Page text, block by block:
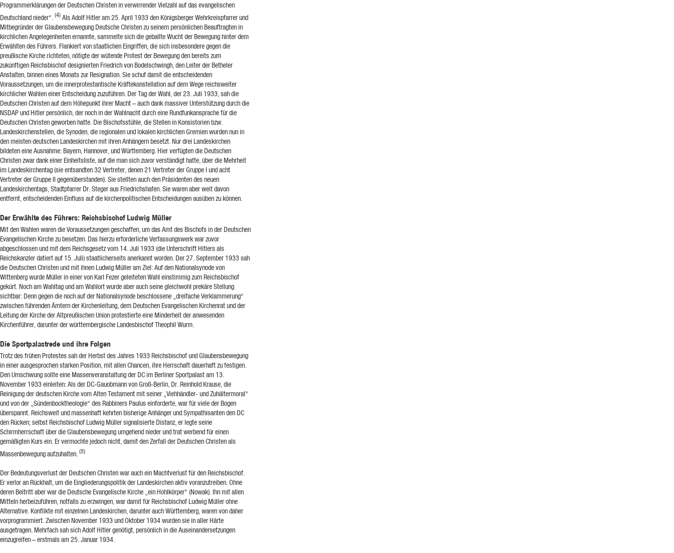
Programmerklärungen der Deutschen Christen in verwirrender Vielzahl auf das evangelischen
Deutschland nieder“. (4) Als Adolf Hitler am 25. April 1933 den Königsberger Wehrkreispfarrer und
Mitbegründer der Glaubensbewegung Deutsche Christen zu seinem persönlichen Beauftragten in
kirchlichen Angelegenheiten ernannte, sammelte sich die geballte Wucht der Bewegung hinter dem
Erwählten des Führers. Flankiert von staatlichen Eingriffen, die sich insbesondere gegen die
preußische Kirche richteten, nötigte der wütende Protest der Bewegung den bereits zum
zukünftigen Reichsbischof designierten Friedrich von Bodelschwingh, den Leiter der Betheler
Anstalten, binnen eines Monats zur Resignation. Sie schuf damit die entscheidenden
Voraussetzungen, um die innerprotestantische Kräftekonstellation auf dem Wege reichsweiter
kirchlicher Wahlen einer Entscheidung zuzuführen. Der Tag der Wahl, der 23. Juli 1933, sah die
Deutschen Christen auf dem Höhepunkt ihrer Macht – auch dank massiver Unterstützung durch die
NSDAP und Hitler persönlich, der noch in der Wahlnacht durch eine Rundfunkansprache für die
Deutschen Christen geworben hatte. Die Bischofsstühle, die Stellen in Konsistorien bzw.
Landeskirchenstellen, die Synoden, die regionalen und lokalen kirchlichen Gremien wurden nun in
den meisten deutschen Landeskirchen mit ihren Anhängern besetzt. Nur drei Landeskirchen
bildeten eine Ausnahme: Bayern, Hannover, und Württemberg. Hier verfügten die Deutschen
Christen zwar dank einer Einheitsliste, auf die man sich zuvor verständigt hatte, über die Mehrheit
im Landeskirchentag (sie entsandten 32 Vertreter, denen 21 Vertreter der Gruppe I und acht
Vertreter der Gruppe II gegenüberstanden). Sie stellten auch den Präsidenten des neuen
Landeskirchentags, Stadtpfarrer Dr. Steger aus Friedrichshafen. Sie waren aber weit davon
entfernt, entscheidenden Einfluss auf die kirchenpolitischen Entscheidungen ausüben zu können.
Der Erwählte des Führers: Reichsbischof Ludwig Müller
Mit den Wahlen waren die Voraussetzungen geschaffen, um das Amt des Bischofs in der Deutschen
Evangelischen Kirche zu besetzen. Das hierzu erforderliche Verfassungswerk war zuvor
abgeschlossen und mit dem Reichsgesetz vom 14. Juli 1933 (die Unterschrift Hitlers als
Reichskanzler datiert auf 15. Juli) staatlicherseits anerkannt worden. Der 27. September 1933 sah
die Deutschen Christen und mit ihnen Ludwig Müller am Ziel: Auf den Nationalsynode von
Wittenberg wurde Müller in einer von Karl Fezer geleiteten Wahl einstimmig zum Reichsbischof
gekürt. Noch am Wahltag und am Wahlort wurde aber auch seine gleichwohl prekäre Stellung
sichtbar: Denn gegen die noch auf der Nationalsynode beschlossene „dreifache Verklammerung“
zwischen führenden Ämtern der Kirchenleitung, dem Deutschen Evangelischen Kirchenrat und der
Leitung der Kirche der Altpreußischen Union protestierte eine Minderheit der anwesenden
Kirchenführer, darunter der württembergische Landesbischof Theophil Wurm.
Die Sportpalastrede und ihre Folgen
Trotz des frühen Protestes sah der Herbst des Jahres 1933 Reichsbischof und Glaubensbewegung
in einer ausgesprochen starken Position, mit allen Chancen, ihre Herrschaft dauerhaft zu festigen.
Den Umschwung sollte eine Massenveranstaltung der DC im Berliner Sportpalast am 13.
November 1933 einleiten: Als der DC-Gauobmann von Groß-Berlin, Dr. Reinhold Krause, die
Reinigung der deutschen Kirche vom Alten Testament mit seiner „Viehhändler- und Zuhältermoral“
und von der „Sündenbocktheologie“ des Rabbiners Paulus einforderte, war für viele der Bogen
überspannt. Reichsweit und massenhaft kehrten bisherige Anhänger und Sympathisanten den DC
den Rücken; selbst Reichsbischof Ludwig Müller signalisierte Distanz, er legte seine
Schirmherrschaft über die Glaubensbewegung umgehend nieder und trat werbend für einen
gemäßigten Kurs ein. Er vermochte jedoch nicht, damit den Zerfall der Deutschen Christen als
Massenbewegung aufzuhalten. (5)
Der Bedeutungsverlust der Deutschen Christen war auch ein Machtverlust für den Reichsbischof.
Er verlor an Rückhalt, um die Eingliederungspolitik der Landeskirchen aktiv voranzutreiben. Ohne
deren Beitritt aber war die Deutsche Evangelische Kirche „ein Hohlkörper“ (Nowak). Ihn mit allen
Mitteln herbeizuführen, notfalls zu erzwingen, war damit für Reichsbischof Ludwig Müller ohne
Alternative. Konflikte mit einzelnen Landeskirchen, darunter auch Württemberg, waren von daher
vorprogrammiert. Zwischen November 1933 und Oktober 1934 wurden sie in aller Härte
ausgetragen. Mehrfach sah sich Adolf Hitler genötigt, persönlich in die Auseinandersetzungen
einzugreifen – erstmals am 25. Januar 1934.